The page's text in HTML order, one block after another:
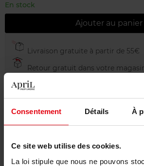
Consentement Détails À
Ce site web utilise des cookies.
La loi stipule que nous ne pouvons
En stock
Ajouter au panier
Livraison gratuite à partir de 55€
Retour gratuit dans votre
Emballage cadeau offert
Description